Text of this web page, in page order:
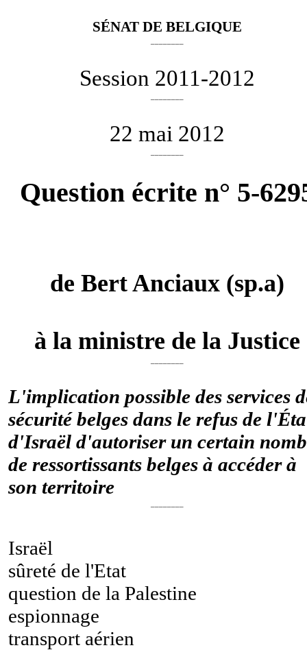
SÉNAT DE BELGIQUE
Session 2011-2012
22 mai 2012
Question écrite n° 5-
deBert Anciaux (sp.a)
à la ministre de la Justice
L'implication possible des services
sécurité belges dans le refus de
d'Israël d'autoriser un certain
de ressortissants belges à accéder à
son territoire
Israël
sûreté de l'Etat
question de la Palestine
espionnage
transport aérien